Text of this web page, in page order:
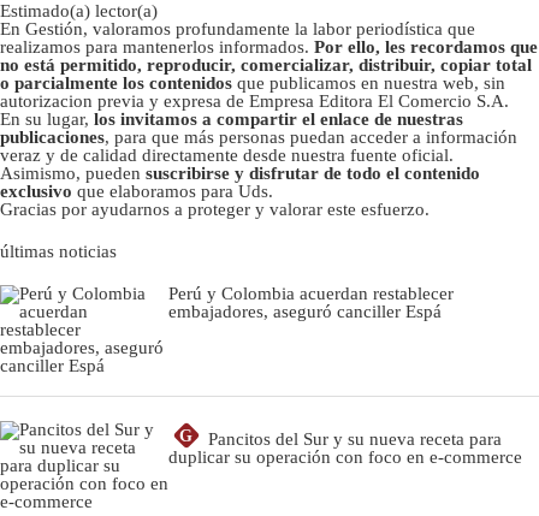
Estimado(a) lector(a)
En Gestión, valoramos profundamente la labor periodística que
realizamos para mantenerlos informados. Por ello, les recordamos que
no está permitido, reproducir, comercializar, distribuir, copiar total
o parcialmente los contenidos que publicamos en nuestra web, sin
autorizacion previa y expresa de Empresa Editora El Comercio S.A.
En su lugar, los invitamos a compartir el enlace de nuestras
publicaciones, para que más personas puedan acceder a información
veraz y de calidad directamente desde nuestra fuente oficial.
Asimismo, pueden suscribirse y disfrutar de todo el contenido
exclusivo que elaboramos para Uds.
Gracias por ayudarnos a proteger y valorar este esfuerzo.
últimas noticias
Perú y Colombia acuerdan restablecer
embajadores, aseguró canciller Espá
G
Pancitos del Sur y su nueva receta para
duplicar su operación con foco en e-commerce